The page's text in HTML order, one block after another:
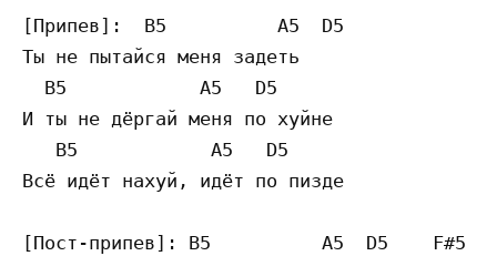
[Припев]:  B5          A5  D5
Ты не пытайся меня задеть
  B5            A5   D5
И ты не дёргай меня по хуйне
   B5            A5   D5
Всё идёт нахуй, идёт по пизде
[Пост-припев]: B5          A5  D5    F#5